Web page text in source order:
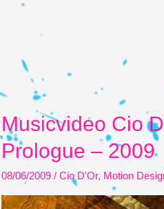
Goldbrokat
–
Musicvideo Cio
Prologue – 2009
08/06/2009/Cio D'Or, Motion